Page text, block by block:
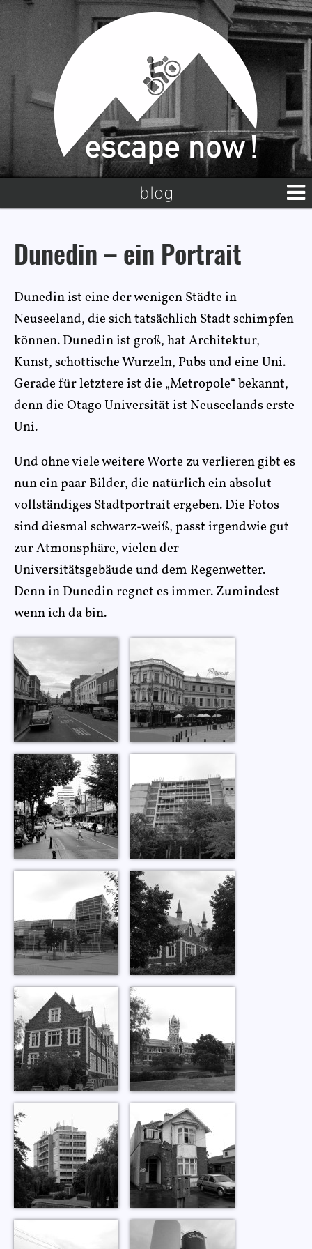
blog
Dunedin – ein Portrait
Dunedin ist eine der wenigen Städte in
Neuseeland, die sich tatsächlich Stadt schimpfen
können. Dunedin ist groß, hat Architektur,
Kunst, schottische Wurzeln, Pubs und eine Uni.
Gerade für letztere ist die „Metropole“ bekannt,
denn die Otago Universität ist Neuseelands erste
Uni.
Und ohne viele weitere Worte zu verlieren gibt es
nun ein paar Bilder, die natürlich ein absolut
vollständiges Stadtportrait ergeben. Die Fotos
sind diesmal schwarz-weiß, passt irgendwie gut
zur Atmonsphäre, vielen der
Universitätsgebäude und dem Regenwetter.
Denn in Dunedin regnet es immer. Zumindest
wenn ich da bin.